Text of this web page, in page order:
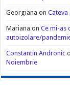
Georgiana on
Mariana onCe mi-as
autoizolare/
Constantin Andronic
Noiembrie